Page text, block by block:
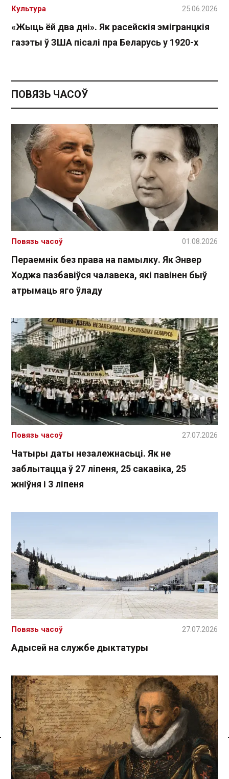
Спасылка без VPN
«Жыць ёй два дні». Як расейскія эмігранцкія
газэты ў ЗША пісалі пра Беларусь у 1920-х
Культура 25.06.2026
ПОВЯЗЬ ЧАСОЎ
Пераемнік без права на памылку. Як Энвер
Ходжа пазбавіўся чалавека, які павінен быў
атрымаць яго ўладу
Повязь часоў 01.08.2026
Чатыры даты незалежнасьці. Як не
заблытацца ў 27 ліпеня, 25 сакавіка, 25
жніўня і 3 ліпеня
Повязь часоў 27.07.2026
Адысей на службе дыктатуры
Повязь часоў 27.07.2026